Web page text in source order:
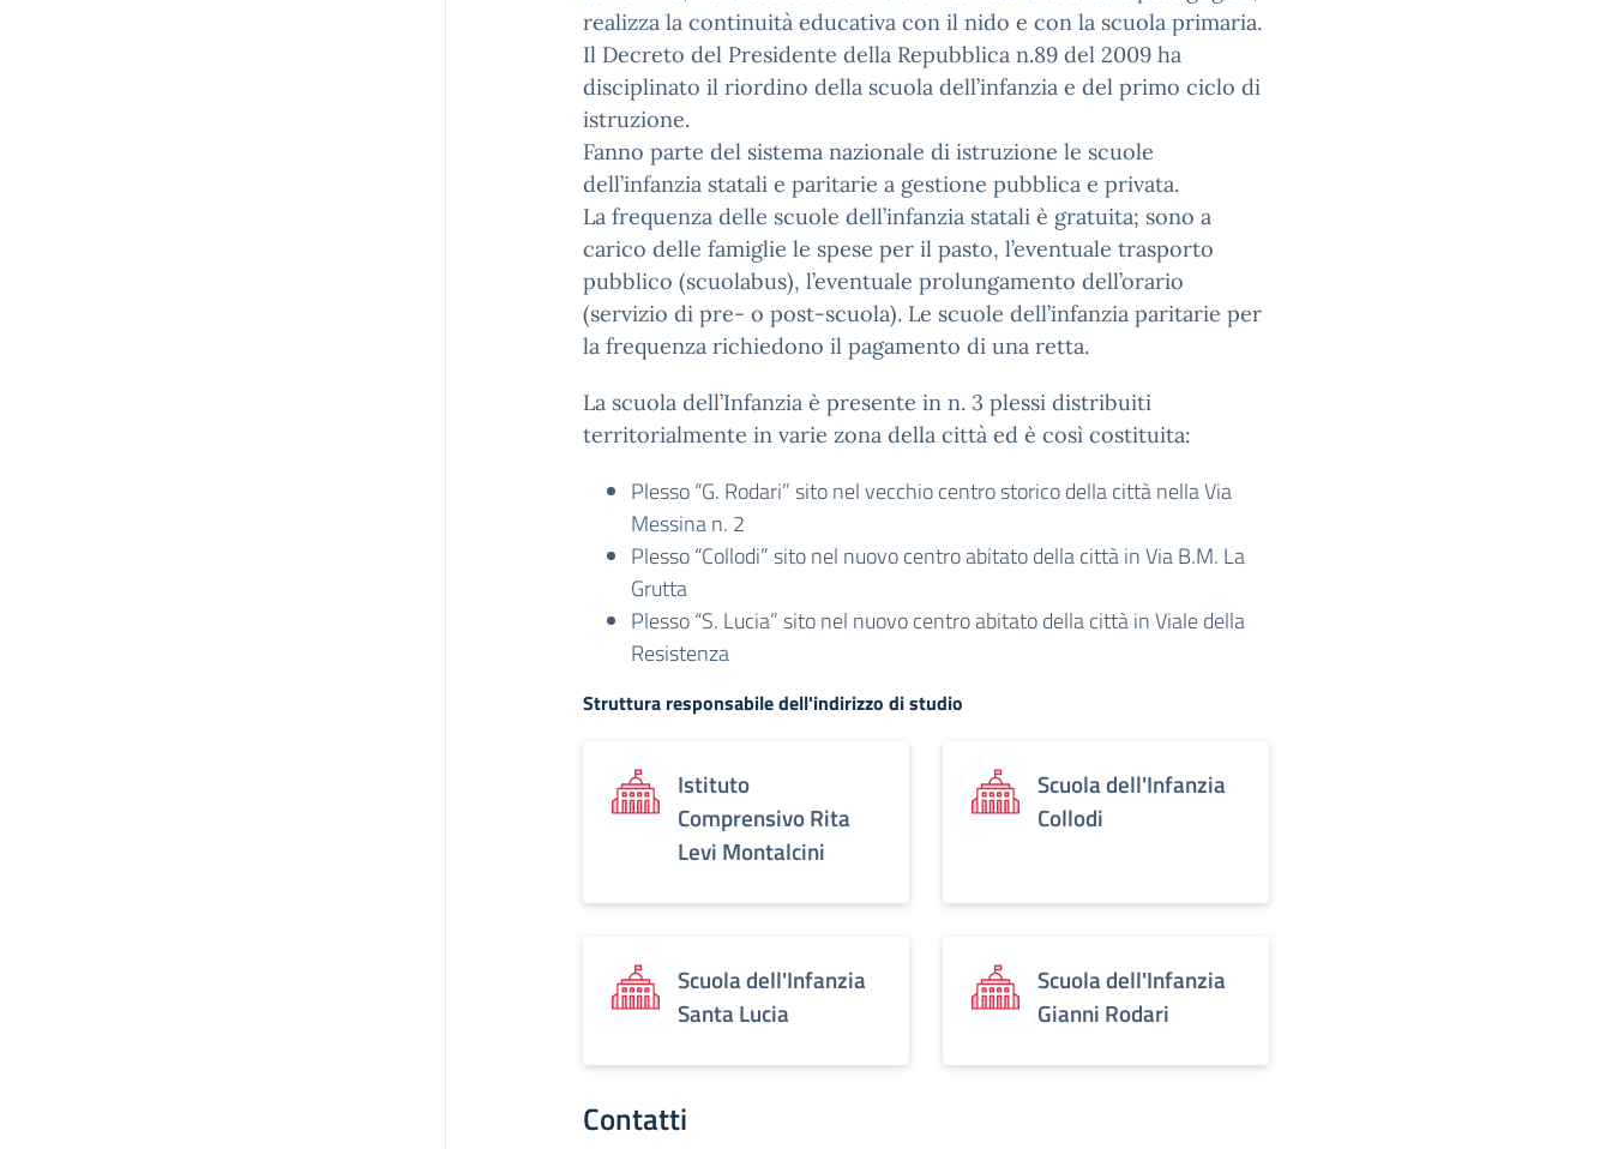
realizza la continuità educativa con il nido e con la scuola primaria.
Il Decreto del Presidente della Repubblica n.89 del 2009 ha
disciplinato il riordino della scuola dell’infanzia e del primo ciclo di
istruzione.
Fanno parte del sistema nazionale di istruzione le scuole
dell’infanzia statali e paritarie a gestione pubblica e privata.
La frequenza delle scuole dell’infanzia statali è gratuita; sono a
carico delle famiglie le spese per il pasto, l’eventuale trasporto
pubblico (scuolabus), l’eventuale prolungamento dell’orario
(servizio di pre- o post-scuola). Le scuole dell’infanzia paritarie per
la frequenza richiedono il pagamento di una retta.
La scuola dell’Infanzia è presente in n. 3 plessi distribuiti
territorialmente in varie zona della città ed è così costituita:
Plesso “G. Rodari” sito nel vecchio centro storico della città nella Via
Messina n. 2
Plesso “Collodi” sito nel nuovo centro abitato della città in Via B.M. La
Grutta
Plesso “S. Lucia” sito nel nuovo centro abitato della città in Viale della
Resistenza
Struttura responsabile dell'indirizzo di studio
Istituto
Comprensivo Rita
Levi Montalcini
Scuola dell'Infanzia
Collodi
Scuola dell'Infanzia
Santa Lucia
Scuola dell'Infanzia
Gianni Rodari
Contatti